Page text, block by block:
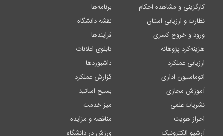
کارگزینی و مشاهده احکام
نظارت و ارزیابی استان
ورود و خروج کسری
هزینه‌کرد پژوهانه
ارزیابی عملکرد
اتوماسیون اداری
آموزش مجازی
نشریات علمی
احراز هویت
آرشیو الکترونیک
برنامه‌ها
نقشه دانشگاه
فرایندها
تابلوی اعلانات
داشبوردها
گزارش عملکرد
بسیج اساتید
میز خدمت
مناقصه و مزایده
ورزش در دانشگاه